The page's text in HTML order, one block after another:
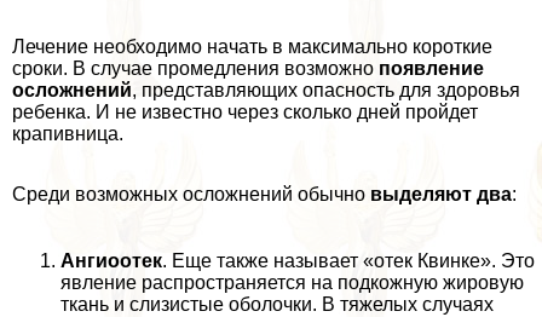
Лечение необходимо начать в максимально короткие
сроки. В случае промедления возможно появление
осложнений, представляющих опасность для здоровья
ребенка. И не известно через сколько дней пройдет
крапивница.
Среди возможных осложнений обычно выделяют два:
Ангиоотек. Еще также называет «отек Квинке». Это
явление распространяется на подкожную жировую
ткань и слизистые оболочки. В тяжелых случаях